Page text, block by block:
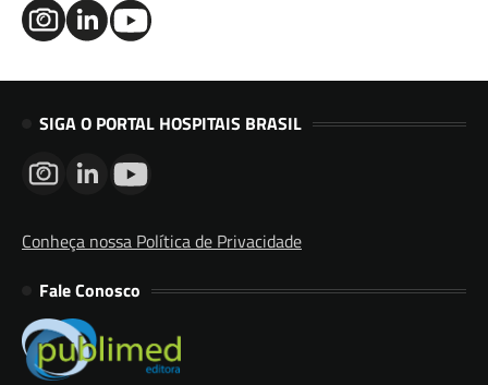
SIGA O PORTAL HOSPITAIS BRASIL
Conheça nossa Política de Privacidade
Fale Conosco